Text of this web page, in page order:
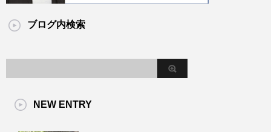
ブログ内検索
NEW ENTRY